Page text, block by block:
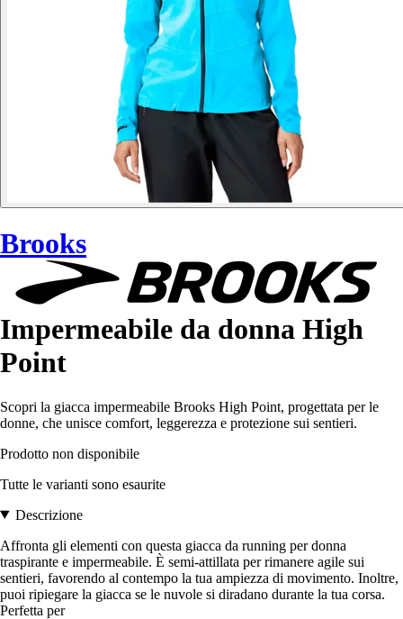
Brooks
Impermeabile da donna High
Point
Scopri la giacca impermeabile Brooks High Point, progettata per le
donne, che unisce comfort, leggerezza e protezione sui sentieri.
Prodotto non disponibile
Tutte le varianti sono esaurite
Descrizione
Affronta gli elementi con questa giacca da running per donna
traspirante e impermeabile. È semi-attillata per rimanere agile sui
sentieri, favorendo al contempo la tua ampiezza di movimento. Inoltre,
puoi ripiegare la giacca se le nuvole si diradano durante la tua corsa.
Perfetta per